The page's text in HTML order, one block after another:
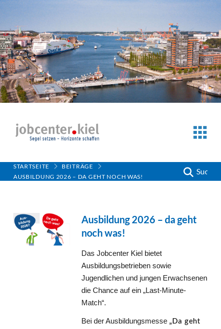
STARTSEITE
BEITRÄGE
AUSBILDUNG 2026 – DA GEHT NOCH WAS!
Suche
Ausbildung 2026 – da geht
noch was!
Das Jobcenter Kiel bietet
Ausbildungsbetrieben sowie
Jugendlichen und jungen Erwachsenen
die Chance auf ein „Last-Minute-
Match“.
Bei der Ausbildungsmesse „Da geht